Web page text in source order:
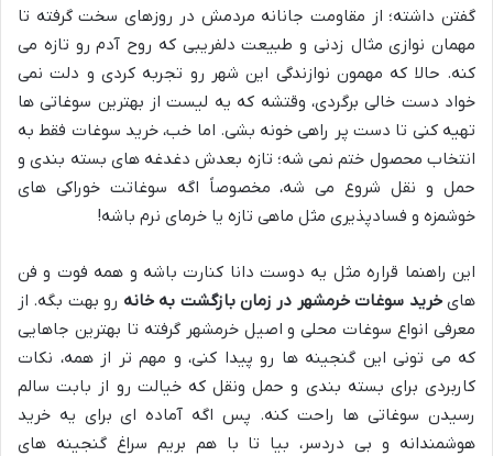
گفتن داشته؛ از مقاومت جانانه مردمش در روزهای سخت گرفته تا
مهمان نوازی مثال زدنی و طبیعت دلفریبی که روح آدم رو تازه می
کنه. حالا که مهمون نوازندگی این شهر رو تجربه کردی و دلت نمی
خواد دست خالی برگردی، وقتشه که یه لیست از بهترین سوغاتی ها
تهیه کنی تا دست پر راهی خونه بشی. اما خب، خرید سوغات فقط به
انتخاب محصول ختم نمی شه؛ تازه بعدش دغدغه های بسته بندی و
حمل و نقل شروع می شه، مخصوصاً اگه سوغاتت خوراکی های
خوشمزه و فسادپذیری مثل ماهی تازه یا خرمای نرم باشه!
این راهنما قراره مثل یه دوست دانا کنارت باشه و همه فوت و فن
هایخرید سوغات خرمشهر در زمان بازگشت به خانه رو بهت بگه. از
معرفی انواع سوغات محلی و اصیل خرمشهر گرفته تا بهترین جاهایی
که می تونی این گنجینه ها رو پیدا کنی، و مهم تر از همه، نکات
کاربردی برای بسته بندی و حمل ونقل که خیالت رو از بابت سالم
رسیدن سوغاتی ها راحت کنه. پس اگه آماده ای برای یه خرید
هوشمندانه و بی دردسر، بیا تا با هم بریم سراغ گنجینه های